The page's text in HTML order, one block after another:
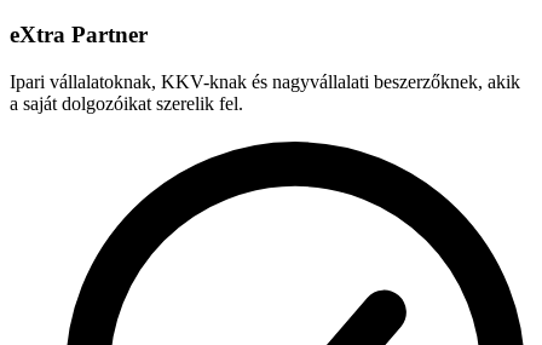
eXtra Partner
Ipari vállalatoknak, KKV-knak és nagyvállalati beszerzőknek, akik
a saját dolgozóikat szerelik fel.